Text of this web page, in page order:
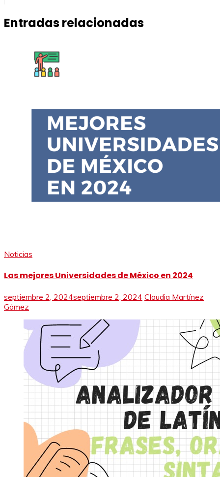
Entradas relacionadas
Noticias
Las mejores Universidades de México en 2024
septiembre 2, 2024septiembre 2, 2024 Claudia Martínez
Gómez